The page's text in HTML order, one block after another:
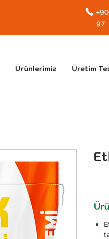
97
Ürünlerimiz Üretim